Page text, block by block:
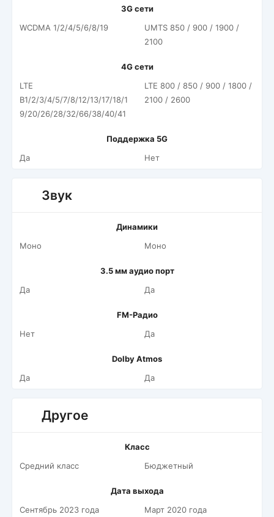
3G сети
WCDMA 1/2/4/5/6/8/19
UMTS 850 / 900 / 1900 /
2100
4G сети
LTE
B1/2/3/4/5/7/8/12/13/17/18/1
9/20/26/28/32/66/38/40/41
LTE 800 / 850 / 900 / 1800 /
2100 / 2600
Поддержка 5G
Да
Нет
Звук
Динамики
Моно
Моно
3.5 мм аудио порт
Да
Да
FM-Радио
Нет
Да
Dolby Atmos
Да
Да
Другое
Класс
Средний класс
Бюджетный
Дата выхода
Сентябрь 2023 года
Март 2020 года